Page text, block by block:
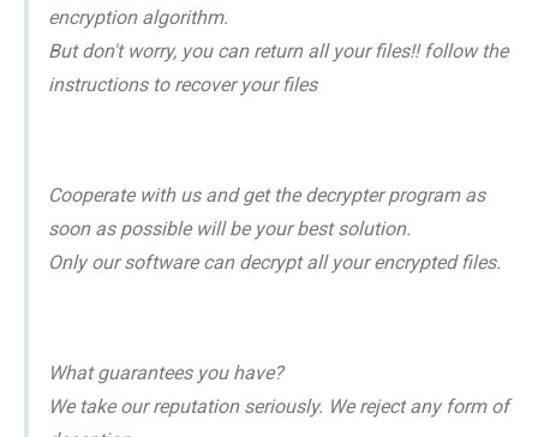
encryption algorithm.
But don't worry, you can return all your files!! follow the
instructions to recover your files
Cooperate with us and get the decrypter program as
soon as possible will be your best solution.
Only our software can decrypt all your encrypted files.
What guarantees you have?
We take our reputation seriously. We reject any form of